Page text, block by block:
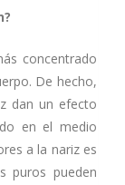
concentrado
De hecho,
dan un efecto
en el medio
a la nariz es
puros pueden